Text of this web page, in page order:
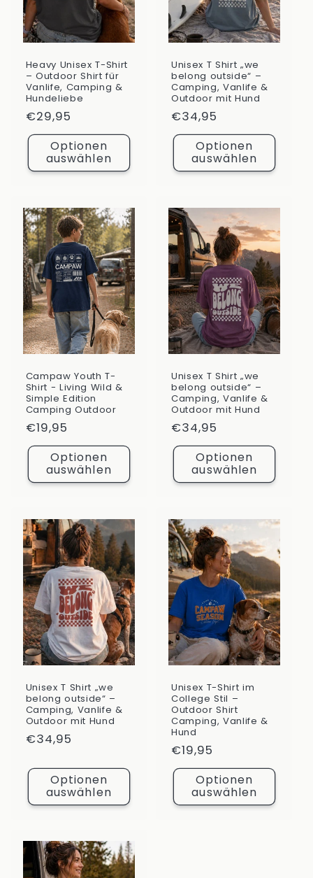
e
Heavy Unisex T-Shirt
– Outdoor Shirt für
Vanlife, Camping &
Hundeliebe
Normaler
Preis
€29,95
Optionen
auswählen
Unisex T Shirt „we
belong outside“ –
Camping, Vanlife &
Outdoor mit Hund
Normaler
Preis
€34,95
Optionen
auswählen
Campaw Youth T-
Shirt - Living Wild &
Simple Edition
Camping Outdoor
Normaler
Preis
€19,95
Optionen
auswählen
Unisex T Shirt „we
belong outside“ –
Camping, Vanlife &
Outdoor mit Hund
Normaler
Preis
€34,95
Optionen
auswählen
Unisex T Shirt „we
belong outside“ –
Camping, Vanlife &
Outdoor mit Hund
Normaler
€34,95
Optionen
auswählen
Unisex T-Shirt im
College Stil –
Outdoor Shirt
Camping, Vanlife &
Hund
Normaler
Preis
€19,95
Optionen
auswählen